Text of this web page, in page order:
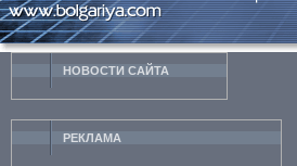
НОВОСТИ CАЙТА
РЕКЛАМА